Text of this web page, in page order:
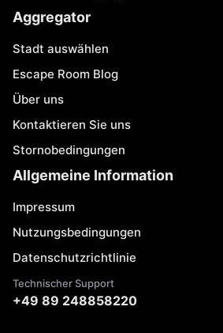
Aggregator
Stadt auswählen
Escape Room Blog
Über uns
Kontaktieren Sie uns
Stornobedingungen
Allgemeine Information
Impressum
Nutzungsbedingungen
Datenschutzrichtlinie
Technischer Support
+49 89 248858220